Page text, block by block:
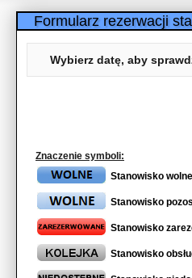
Formularz rezerwacji
Wybierz datę, aby
Znaczenie symboli:
Stanowisko
Stanowisko
Stanowisko
Stanowisko